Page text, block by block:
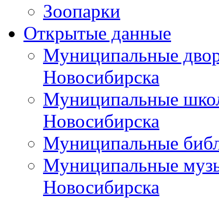
Зоопарки
Открытые данные
Муниципальные
Новосибирска
Муниципальные
Новосибирска
Муниципальные
Муниципальные
Новосибирска